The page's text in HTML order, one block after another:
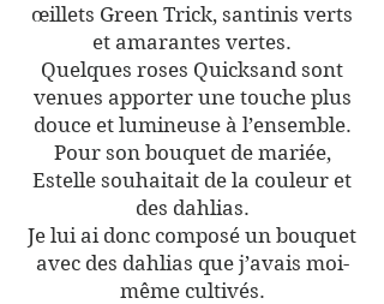
œillets Green Trick, santinis verts
et amarantes vertes.
Quelques roses Quicksand sont
venues apporter une touche plus
douce et lumineuse à l’ensemble.
Pour son bouquet de mariée,
Estelle souhaitait de la couleur et
des dahlias.
Je lui ai donc composé un bouquet
avec des dahlias que j’avais moi-
même cultivés.